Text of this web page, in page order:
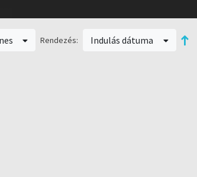
Rendezés: Indulás dátuma